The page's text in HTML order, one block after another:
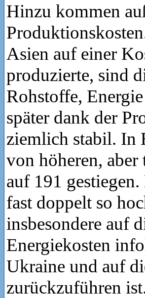
Hinzu kommen
Asien auf einer
produzierte, sind
Rohstoffe,
später dank der
ziemlich stabil. In
von höheren,
auf 191
fast doppelt so
insbesondere auf
Energiekosten
Ukraine und auf
zurückzuführen